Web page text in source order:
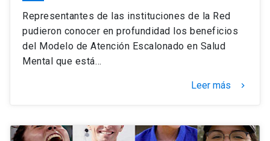
Representantes de las instituciones de la Red
pudieron conocer en profundidad los beneficios
del Modelo de Atención Escalonado en Salud
Mental que está…
Leer más keyboard_arrow_right